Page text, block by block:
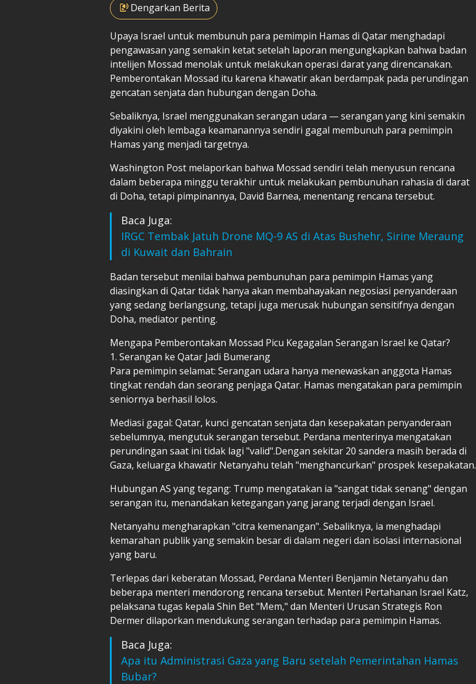
Dengarkan Berita
Upaya Israel untuk membunuh para pemimpin Hamas di Qatar menghadapi
pengawasan yang semakin ketat setelah laporan mengungkapkan bahwa badan
intelijen Mossad menolak untuk melakukan operasi darat yang direncanakan.
Pemberontakan Mossad itu karena khawatir akan berdampak pada perundingan
gencatan senjata dan hubungan dengan Doha.
Sebaliknya, Israel menggunakan serangan udara — serangan yang kini semakin
diyakini oleh lembaga keamanannya sendiri gagal membunuh para pemimpin
Hamas yang menjadi targetnya.
Washington Post melaporkan bahwa Mossad sendiri telah menyusun rencana
dalam beberapa minggu terakhir untuk melakukan pembunuhan rahasia di darat
di Doha, tetapi pimpinannya, David Barnea, menentang rencana tersebut.
Baca Juga:
IRGC Tembak Jatuh Drone MQ-9 AS di Atas Bushehr, Sirine Meraung
di Kuwait dan Bahrain
Badan tersebut menilai bahwa pembunuhan para pemimpin Hamas yang
diasingkan di Qatar tidak hanya akan membahayakan negosiasi penyanderaan
yang sedang berlangsung, tetapi juga merusak hubungan sensitifnya dengan
Doha, mediator penting.
Mengapa Pemberontakan Mossad Picu Kegagalan Serangan Israel ke Qatar?
1. Serangan ke Qatar Jadi Bumerang
Para pemimpin selamat: Serangan udara hanya menewaskan anggota Hamas
tingkat rendah dan seorang penjaga Qatar. Hamas mengatakan para pemimpin
seniornya berhasil lolos.
Mediasi gagal: Qatar, kunci gencatan senjata dan kesepakatan penyanderaan
sebelumnya, mengutuk serangan tersebut. Perdana menterinya mengatakan
perundingan saat ini tidak lagi "valid".Dengan sekitar 20 sandera masih berada di
Gaza, keluarga khawatir Netanyahu telah "menghancurkan" prospek kesepakatan.
Hubungan AS yang tegang: Trump mengatakan ia "sangat tidak senang" dengan
serangan itu, menandakan ketegangan yang jarang terjadi dengan Israel.
Netanyahu mengharapkan "citra kemenangan". Sebaliknya, ia menghadapi
kemarahan publik yang semakin besar di dalam negeri dan isolasi internasional
yang baru.
Terlepas dari keberatan Mossad, Perdana Menteri Benjamin Netanyahu dan
beberapa menteri mendorong rencana tersebut. Menteri Pertahanan Israel Katz,
pelaksana tugas kepala Shin Bet "Mem," dan Menteri Urusan Strategis Ron
Dermer dilaporkan mendukung serangan terhadap para pemimpin Hamas.
Baca Juga:
Apa itu Administrasi Gaza yang Baru setelah Pemerintahan Hamas
Bubar?